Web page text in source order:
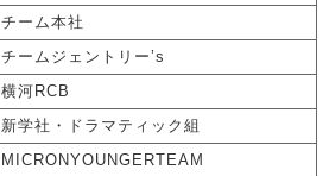
チーム本社
チームジェントリー’s
横河RCB
新学社・ドラマティック組
MICRONYOUNGERTEAM